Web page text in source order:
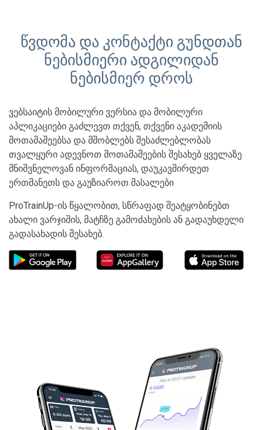
წვდომა და კონტაქტი გუნდთან
ნებისმიერი ადგილიდან
ნებისმიერ დროს
ვებსაიტის მობილური ვერსია და მობილური
აპლიკაციები გაძლევთ თქვენ, თქვენი აკადემიის
მოთამაშეებსა და მშობლებს შესაძლებლობას
თვალყური ადევნოთ მოთამაშეების შესახებ ყველაზე
მნიშვნელოვან ინფორმაციას, დაუკავშირდეთ
ერთმანეთს და გაუზიაროთ მასალები
ProTrainUp-ის წყალობით, სწრაფად შეატყობინებთ
ახალი ვარჯიშის, მატჩზე გამოძახების ან გადაუხდელი
გადასახადის შესახებ.